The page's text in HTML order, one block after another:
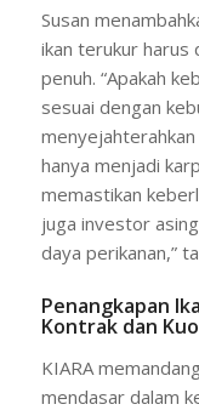
Susan
ikan terukur harus
penuh. “Apakah
sesuai dengan
hanya menjadi
memastikan
juga investor
daya perikanan,”
Penangkapan
Kontrak dan
KIARA
mendasar dalam